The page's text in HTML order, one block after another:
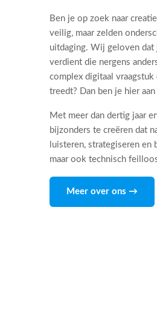
Ben je op zoek naar
veilig, maar zelden
uitdaging. Wij geloven dat
verdient die nergens
complex digitaal vraagstuk
treedt? Dan ben je hier
Met meer dan dertig jaar
bijzonders te creëren dat
luisteren, strategiseren en
maar ook technisch
Meer over ons →